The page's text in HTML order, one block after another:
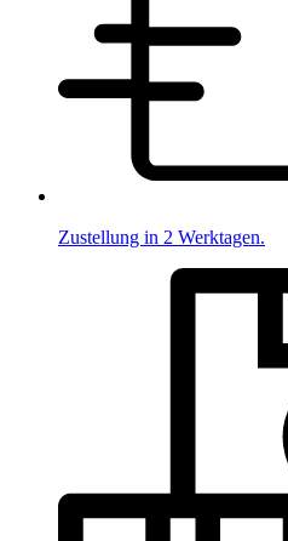
Zustellung in 2 Werktagen.